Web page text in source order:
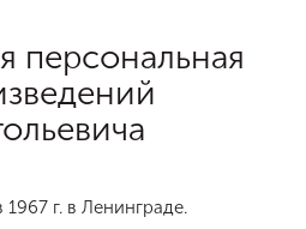
персональная
г. в Ленинграде.